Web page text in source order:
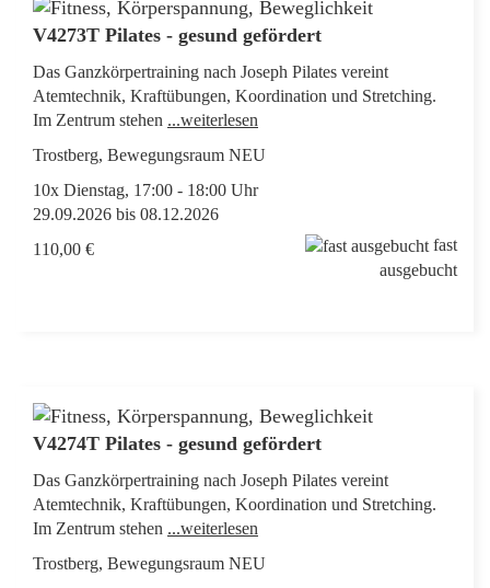
V4273T Pilates - gesund gefördert
Das Ganzkörpertraining nach Joseph Pilates vereint
Atemtechnik, Kraftübungen, Koordination und Stretching.
Im Zentrum stehen ...weiterlesen
Trostberg, Bewegungsraum NEU
10x Dienstag, 17:00 - 18:00 Uhr
29.09.2026 bis 08.12.2026
110,00 €
fast
ausgebucht
V4274T Pilates - gesund gefördert
Das Ganzkörpertraining nach Joseph Pilates vereint
Atemtechnik, Kraftübungen, Koordination und Stretching.
Im Zentrum stehen ...weiterlesen
Trostberg, Bewegungsraum NEU